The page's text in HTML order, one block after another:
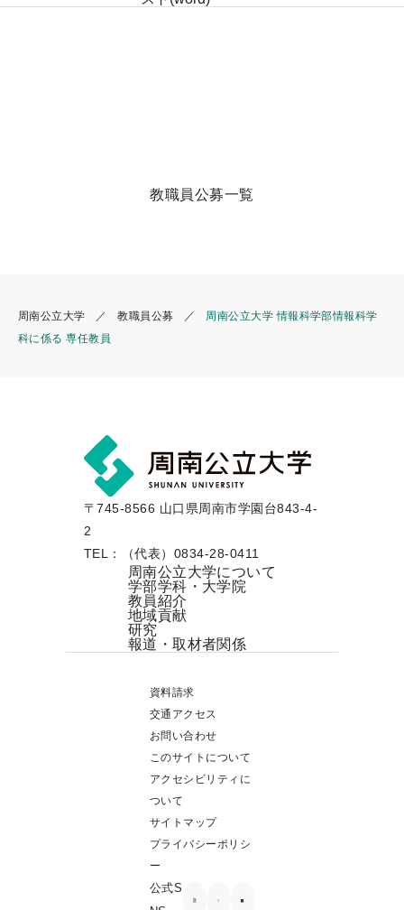
教職員公募一覧
周南公立大学 教職員公募
周南公立大学 情報科学部情報科学
科に係る 専任教員
〒745-8566 山口県周南市学園台843-4-
2
TEL：（代表）0834-28-0411
周南公立大学について
学部学科・大学院
教員紹介
地域貢献
研究
報道・取材者関係
資料請求
交通アクセス
お問い合わせ
このサイトについて
アクセシビリティに
ついて
サイトマップ
プライバシーポリシ
ー
公式S